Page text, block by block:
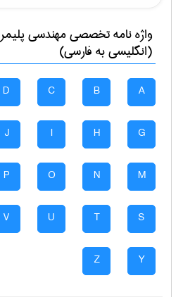
واژه نامه تخصصیمهندسی پليمر
(انگلیسی به فارسی)
A
B
C
D
G
H
I
J
M
N
O
P
S
T
U
V
Y
Z